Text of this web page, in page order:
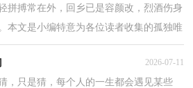
拼搏常在外，回乡已是容颜改，烈酒伤身
本文是小编特意为各位读者收集的孤独唯
曾经以为自己是红尘最深...
2026-07-11
，只是猜，每个人的一生都会遇见某些